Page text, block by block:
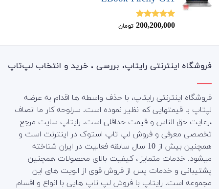
نمره5.00
200,200,000 تومان
فروشگاه اینترنتی رایتاپ، بررسی ، خرید و انتخاب لپ‌تاپ
فروشگاه اینترنتی رایتاپ، با حذف واسطه ها اقدام به عرضه
لپتاپ با قیمتهایی کم نظیر نموده است. سرلوحه کار ما انصاف
،رعایت حق الناس و قیمت حداقلی است. رایتاپ سایت مرجع
تخصصی معرفی و فروش لپ تاپ استوک در اینترنت است و
همچنین بیش از 10 سال سابقه فعالیت در ایران شناخته
میشود. خدمات متمایز ، کیفیت بالای محصولات همچنین
پشتیبانی و خدمات پس از فروش قوی از الویت های این
مجموعه است. رایتاپ با فروش لپ تاپ هایی با انواع و اقسام